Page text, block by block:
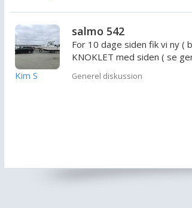
Kim S
salmo 542
For 10 dage siden fik vi ny (
KNOKLET med siden ( se
Generel diskussion